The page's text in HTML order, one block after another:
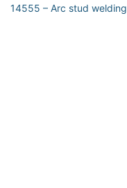
14555 – Arc stud welding